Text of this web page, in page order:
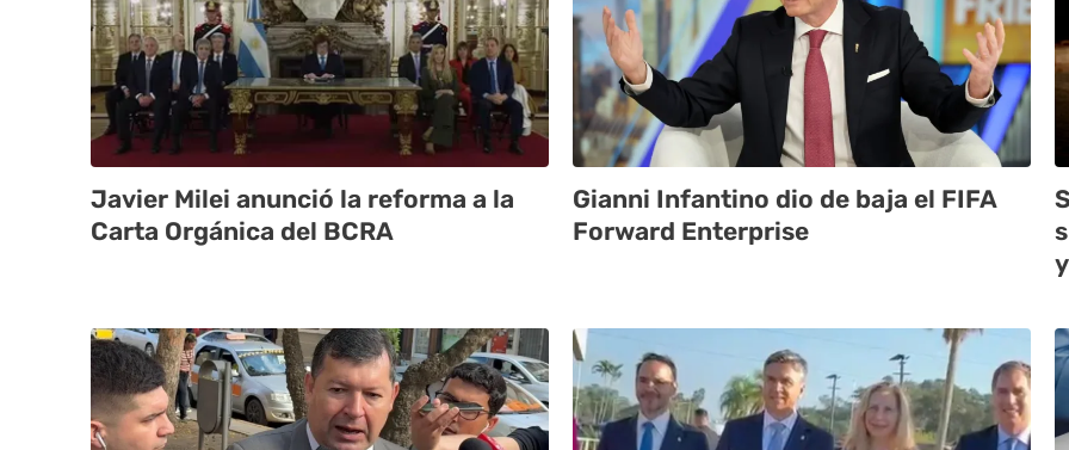
Javier Milei anunció la reforma a la
Carta Orgánica del BCRA
Gianni Infantino dio de baja el FIFA
Forward Enterprise